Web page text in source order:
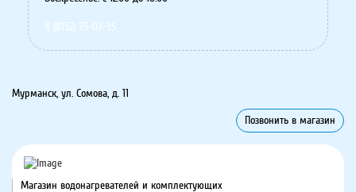
8 (8152) 75-07-35
Мурманск, ул. Сомова, д. 11
Позвонить в магазин
Магазин водонагревателей и комплектующих